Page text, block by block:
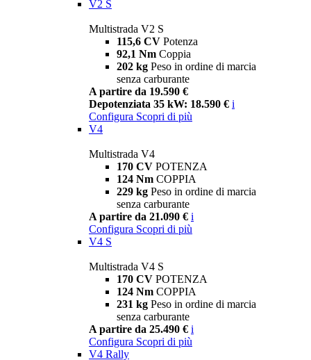
V2 S
Multistrada V2 S
115,6 CV Potenza
92,1 Nm Coppia
202 kg Peso in ordine di marcia
senza carburante
A partire da 19.590 €
Depotenziata 35 kW: 18.590 € i
Configura Scopri di più
V4
Multistrada V4
170 CV POTENZA
124 Nm COPPIA
229 kg Peso in ordine di marcia
senza carburante
A partire da 21.090 € i
Configura Scopri di più
V4 S
Multistrada V4 S
170 CV POTENZA
124 Nm COPPIA
231 kg Peso in ordine di marcia
senza carburante
A partire da 25.490 € i
Configura Scopri di più
V4 Rally